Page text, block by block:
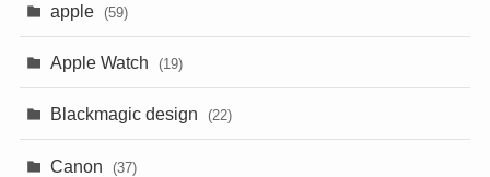
apple (59)
Apple Watch (19)
Blackmagic design (22)
Canon (37)